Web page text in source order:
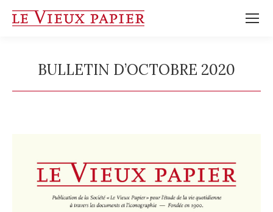
BULLETIN D’OCTOBRE 2020
Vous êtes ici :